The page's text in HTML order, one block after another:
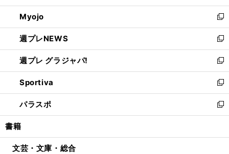
開
く
ウ
で
開
く
ン
ド
ウ
で
開
く
ウ
ィ
ン
ド
ウ
で
開
く
Myojo
新
し
い
ウ
ィ
ン
ド
ウ
で
開
週プレNEWS
新
し
い
ウ
ィ
ン
ド
ウ
開
週プレ グラジャパ!
新
し
い
ウ
ィ
ン
ウ
Sportiva
新
し
い
ウ
ン
パラスポ
新
し
ウ
書籍
文芸・文庫・総合